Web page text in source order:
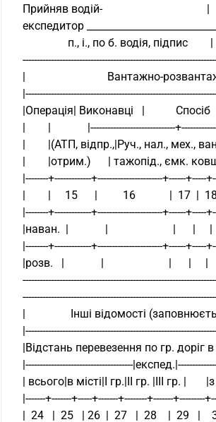
Прийняв водій-
експедитор
                п., і., по б. водія, підпис        |
|                             Вантажно-
|Операція| Виконавці   |           Спосіб
|        |             |------------------------------
|        |(АТП, відпр.,|Руч., нал., мех.,
|        |отрим.)      | тажопід., ємк.
|--------+-------------+-----------------------+------+-----
|        |     15      |         16            |  17  |
|--------+-------------+-----------------------+------+-----
|наван.  |             |                       |      |
|--------+-------------+-----------------------+------+-----
|розв.   |             |                       |      |     |
|                Інші відомості
|Відстань перевезення по гр.
|--------------------------------------
| всього|в місті|I гр.|II гр. |III гр. |
|-------+-------+-----+-------+--------+-------+---------
|  24   |  25   | 26  |  27   |  28    |  29   |